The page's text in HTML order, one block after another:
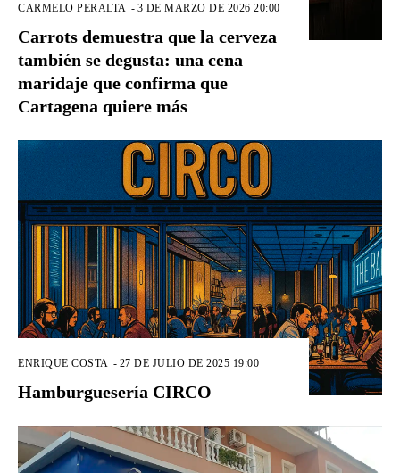
CARMELO PERALTA - 3 DE MARZO DE 2026 20:00
Carrots demuestra que la cerveza
también se degusta: una cena
maridaje que confirma que
Cartagena quiere más
ENRIQUE COSTA - 27 DE JULIO DE 2025 19:00
Hamburguesería CIRCO